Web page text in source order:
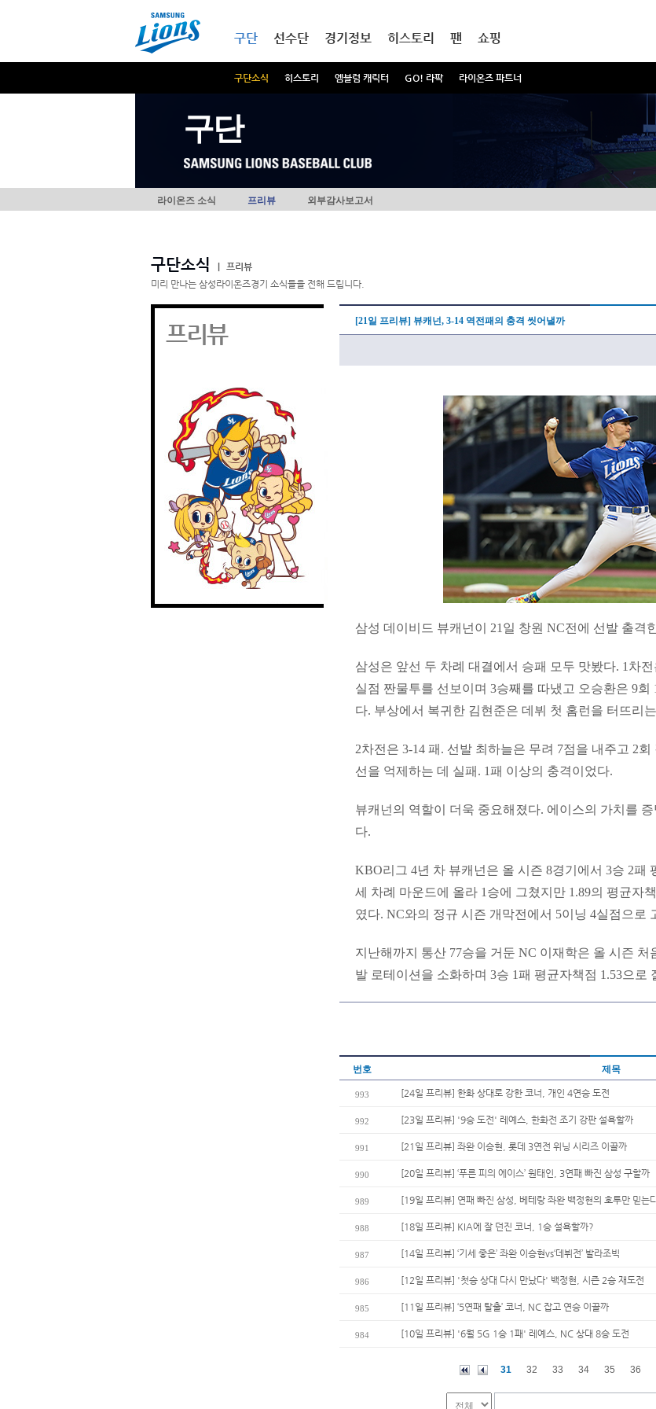
구단
구단소식 히스토리 엠블럼 캐릭터 GO! 라팍 라이온즈 파트너
선수단 경기정보 히스토리 팬 쇼핑
구단
라이온즈 소식 프리뷰 외부감사보고서
구단소식
프리뷰
미리 만나는 삼성라이온즈경기 소식들을 전해 드립니다.
프리뷰 [21일 프리뷰] 뷰캐넌, 3-14 역전패의 충격 씻어낼까
삼성 데이비드 뷰캐넌이 21일 창원 NC전에 선발 출격
삼성은 앞선 두 차례 대결에서 승패 모두 맛봤다. 1차
실점 짠물투를 선보이며 3승째를 따냈고 오승환은 9
다. 부상에서 복귀한 김현준은 데뷔 첫 홈런을 터뜨리
2차전은 3-14 패. 선발 최하늘은 무려 7점을 내주고 2
선을 억제하는 데 실패. 1패 이상의 충격이었다.
뷰캐넌의 역할이 더욱 중요해졌다. 에이스의 가치를
다.
KBO리그 4년 차 뷰캐넌은 올 시즌 8경기에서 3승 2패
세 차례 마운드에 올라 1승에 그쳤지만 1.89의 평균자
였다. NC와의 정규 시즌 개막전에서 5이닝 4실점으로
지난해까지 통산 77승을 거둔 NC 이재학은 올 시즌
발 로테이션을 소화하며 3승 1패 평균자책점 1.53으로
번호 제목
993 [24일 프리뷰] 한화 상대로 강한 코너, 개인 4연승 도전
992 [23일 프리뷰] '9승 도전' 레예스, 한화전 조기 강판 설욕할까
991 [21일 프리뷰] 좌완 이승현, 롯데 3연전 위닝 시리즈 이끌까
990 [20일 프리뷰] ‘푸른 피의 에이스’ 원태인, 3연패 빠진 삼성 구할까
989 [19일 프리뷰] 연패 빠진 삼성, 베테랑 좌완 백정현의 호투만 믿는
988 [18일 프리뷰] KIA에 잘 던진 코너, 1승 설욕할까?
987 [14일 프리뷰] ‘기세 좋은’ 좌완 이승현vs‘데뷔전’ 발라조빅
986 [12일 프리뷰] '첫승 상대 다시 만났다' 백정현, 시즌 2승 재도전
985 [11일 프리뷰] ‘5연패 탈출’ 코너, NC 잡고 연승 이끌까
984 [10일 프리뷰] '6월 5G 1승 1패' 레예스, NC 상대 8승 도전
31 32 33 34 35 36